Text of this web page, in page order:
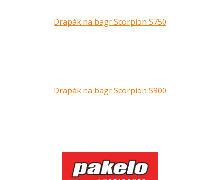
Drapák na bagr Scorpion S750
Drapák na bagr Scorpion S900